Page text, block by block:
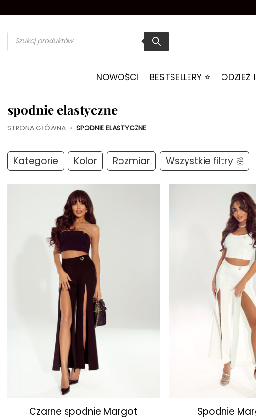
zawartości
Wyszukiwarka
produktów
NOWOŚCI BESTSELLERY ⭐️ ODZIEŻ
spodnie elastyczne
STRONA GŁÓWNA » SPODNIE ELASTYCZNE
Kategorie Kolor Rozmiar Wszystkie filtry
Czarne spodnie Margot Spodnie